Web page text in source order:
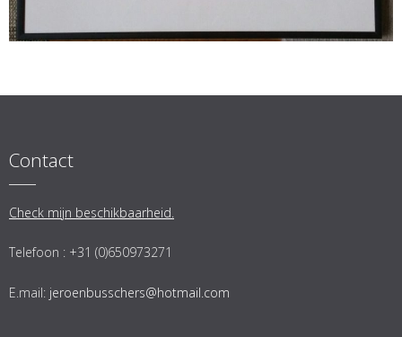
Contact
Check mijn beschikbaarheid.
Telefoon : +31 (0)650973271
E.mail: jeroenbusschers@hotmail.com